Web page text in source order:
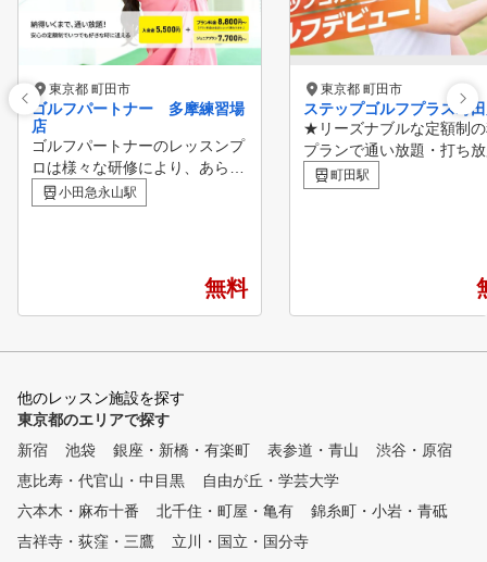
東京都 町田市
ゴルフパートナー 多摩練習場
店
ゴルフパートナーのレッスンプ
ロは様々な研修により、あらゆ
る方面から生徒様の上達をサポ
ートしています！ ビギナーか
POINT１ 診断・カルテ作成
弾道測定器・シミュレーターを
用いて、現状把握を行う事で、
ロは最新のスイング理論を元に
、お客様のスイングに合った最
適のスイング理論をご提案する
ことで上達をサポートします。
■POINT３ クラブフィッティ
ング 現在のクラブが合ってい
るか、レッスンプロがチェック
小田急永山駅
無料
東京都 町田市
ステップゴルフプラス町
★リーズナブルな定額制
プランで通い放題・打ち
★小田急線「町田駅」東
2分 JR横浜線「町田駅」
在籍！ ★女性も気軽に通
す！ ★コースレッスンも
町田駅
他のレッスン施設を探す
東京都のエリアで探す
新宿
池袋 銀座・新橋・有楽町 表参道・青山
渋谷・原宿
恵比寿・代官山・中目黒
自由が丘・学芸大学
六本木・麻布十番
北千住・町屋・亀有
錦糸町・小岩・青砥
吉祥寺・荻窪・三鷹
立川・国立・国分寺